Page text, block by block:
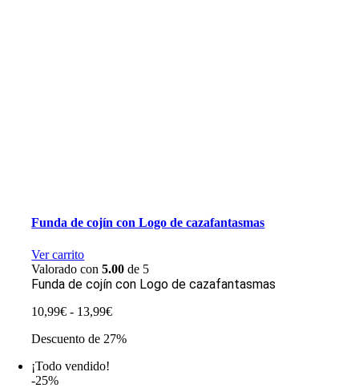
Funda de cojín con Logo de cazafantasmas
Ver carrito
Valorado con5.00 de 5
Funda de cojín con Logo de cazafantasmas
10,99€ - 13,99€Rango
precios:
Descuento de 27%
¡Todo vendido!
-25%